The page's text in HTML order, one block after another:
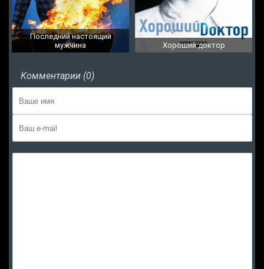
Последний настоящий
мужчина
Хороший доктор
Комментарии (0)